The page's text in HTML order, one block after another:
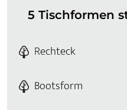
5 Tischformen
Rechteck
Bootsform